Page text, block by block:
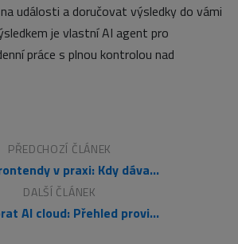
události a doručovat výsledky do vámi
je vlastní AI agent pro
práce s plnou kontrolou nad
PŘEDCHOZÍ ČLÁNEK
Mikrofrontendy v praxi: Kdy dávají smysl a kdy přinášejí problémy
DALŠÍ ČLÁNEK
Jak vybrat AI cloud: Přehled providerů a jejich rozdílů